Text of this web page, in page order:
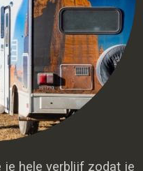
je hele verblijf zodat je